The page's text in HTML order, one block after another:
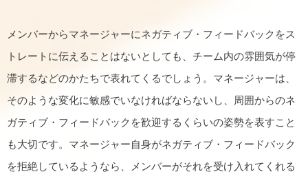
メンバーからマネージャーにネガティブ・フィードバックをス
トレートに伝えることはないとしても、チーム内の雰囲気が停
滞するなどのかたちで表れてくるでしょう。マネージャーは、
そのような変化に敏感でいなければならないし、周囲からのネ
ガティブ・フィードバックを歓迎するくらいの姿勢を表すこと
も大切です。マネージャー自身がネガティブ・フィードバック
を拒絶しているようなら、メンバーがそれを受け入れてくれる